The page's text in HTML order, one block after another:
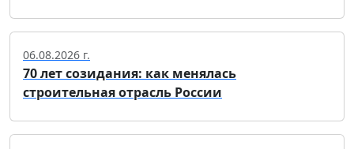
06.08.2026 г.
70 лет созидания: как менялась
строительная отрасль России